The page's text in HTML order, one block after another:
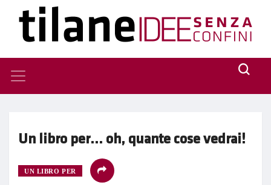
Un libro per… oh, quante cose vedrai!
UN LIBRO PER